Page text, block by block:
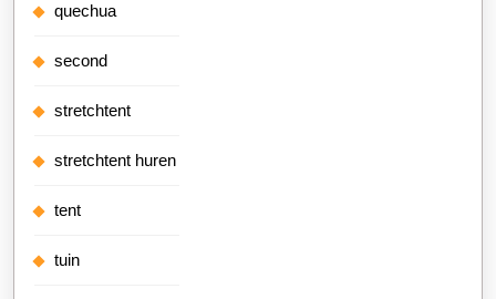
quechua
second
stretchtent
stretchtent huren
tent
tuin